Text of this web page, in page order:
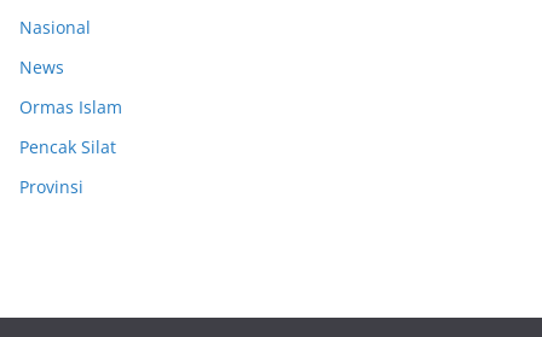
Nasional
News
Ormas Islam
Pencak Silat
Provinsi